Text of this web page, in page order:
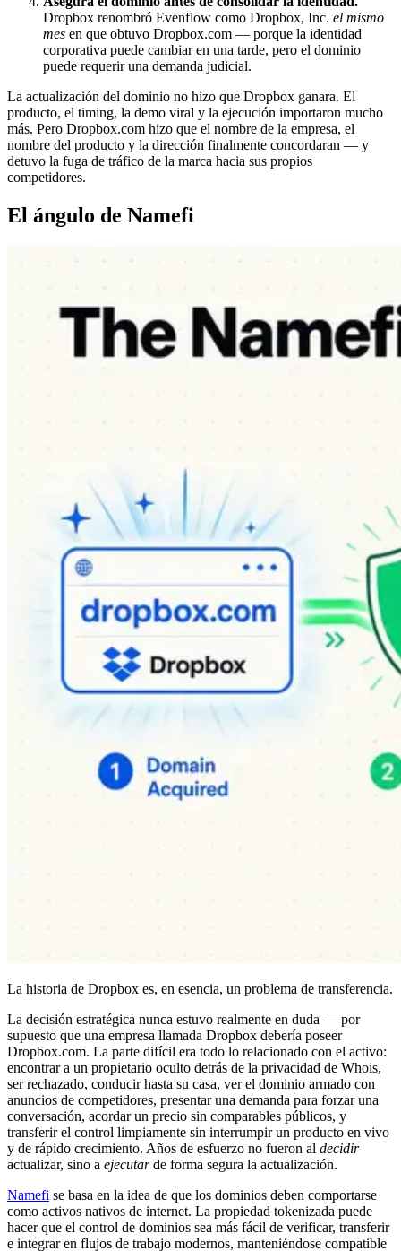
Dropbox renombró Evenflow como Dropbox, Inc. el mismo
mes en que obtuvo Dropbox.com — porque la identidad
corporativa puede cambiar en una tarde, pero el dominio
puede requerir una demanda judicial.
La actualización del dominio no hizo que Dropbox ganara. El
producto, el timing, la demo viral y la ejecución importaron mucho
más. Pero Dropbox.com hizo que el nombre de la empresa, el
nombre del producto y la dirección finalmente concordaran — y
detuvo la fuga de tráfico de la marca hacia sus propios
competidores.
El ángulo de Namefi
La historia de Dropbox es, en esencia, un problema de transferencia.
La decisión estratégica nunca estuvo realmente en duda — por
supuesto que una empresa llamada Dropbox debería poseer
Dropbox.com. La parte difícil era todo lo relacionado con el activo:
encontrar a un propietario oculto detrás de la privacidad de Whois,
ser rechazado, conducir hasta su casa, ver el dominio armado con
anuncios de competidores, presentar una demanda para forzar una
conversación, acordar un precio sin comparables públicos, y
transferir el control limpiamente sin interrumpir un producto en vivo
y de rápido crecimiento. Años de esfuerzo no fueron al decidir
actualizar, sino a ejecutarde forma segura la actualización.
Namefi se basa en la idea de que los dominios deben comportarse
como activos nativos de internet. La propiedad tokenizada puede
hacer que el control de dominios sea más fácil de verificar, transferir
e integrar en flujos de trabajo modernos, manteniéndose compatible